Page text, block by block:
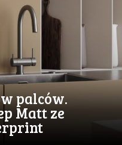
palców.
Matt ze